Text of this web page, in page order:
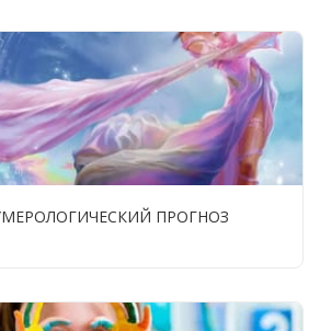
ПРОГНОЗ